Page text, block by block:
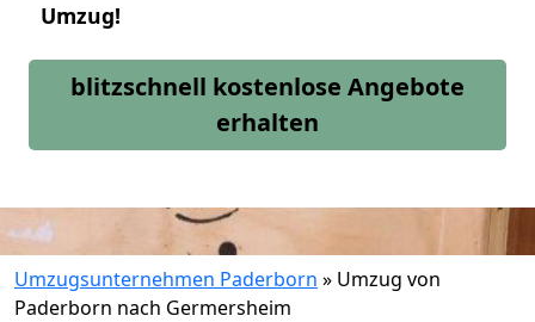
Umzug!
blitzschnell kostenlose Angebote
erhalten
Umzugsunternehmen Paderborn » Umzug von
Paderborn nach Germersheim